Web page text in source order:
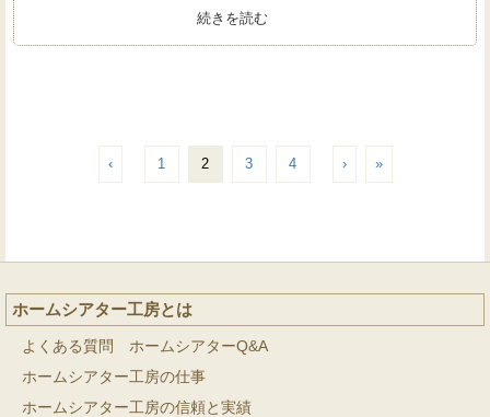
続きを読む
‹ 1 2 3 4 › »
ホームシアター工房とは
よくある質問 ホームシアターQ&A
ホームシアター工房の仕事
ホームシアター工房の信頼と実績